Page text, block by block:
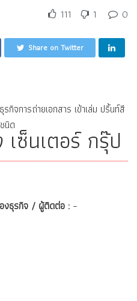
111 1 0
Share on Twitter
กิจการถ่ายเอกสาร เข้าเล่ม ปริ้นท์สี
นิดซ็นเตอร์ กรุ๊ป
งธุรกิจ / ผู้ติดต่อ : –